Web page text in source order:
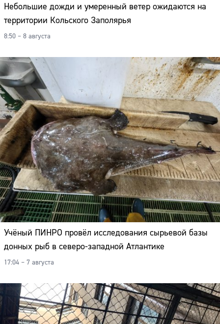
Небольшие дожди и умеренный ветер ожидаются на
территории Кольского Заполярья
8:50 – 8 августа
Учёный ПИНРО провёл исследования сырьевой базы
донных рыб в северо-западной Атлантике
17:04 – 7 августа